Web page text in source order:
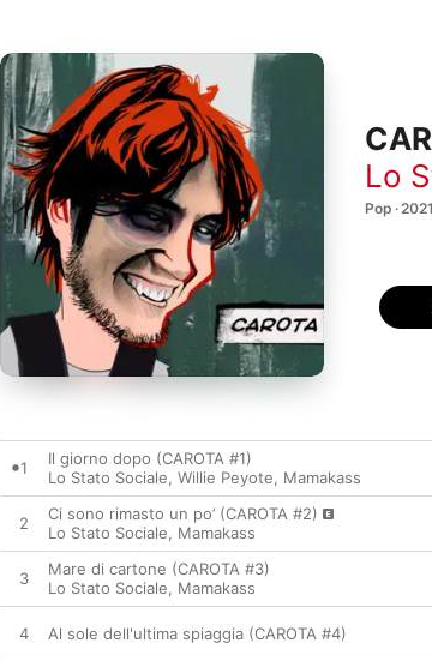
Lo
Pop · 2021
1
Il giorno dopo (CAROTA #1)
Lo Stato Sociale, Willie Peyote, Mamakass
2
Ci sono rimasto un po’ (CAROTA #2)
Lo Stato Sociale, Mamakass
3
Mare di cartone (CAROTA #3)
Lo Stato Sociale, Mamakass
4 Al sole dell'ultima spiaggia (CAROTA #4)